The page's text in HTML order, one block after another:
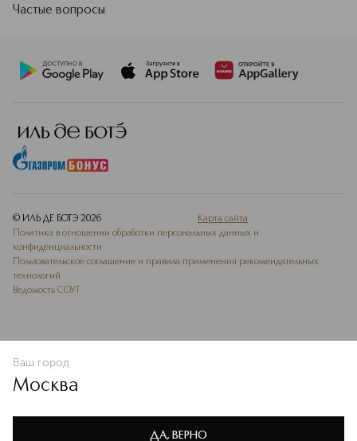
Политике конфиденциальности
Частые вопросы
© ИЛЬ ДЕ БОТЭ 2026
Карта сайта
Политика в отношении обработки персональных данных и
конфиденциальности
Пользовательское соглашение и правила применения рекомендательных
технологий
Ведомость СОУТ
Ваш город
Москва
ДА, ВЕРНО